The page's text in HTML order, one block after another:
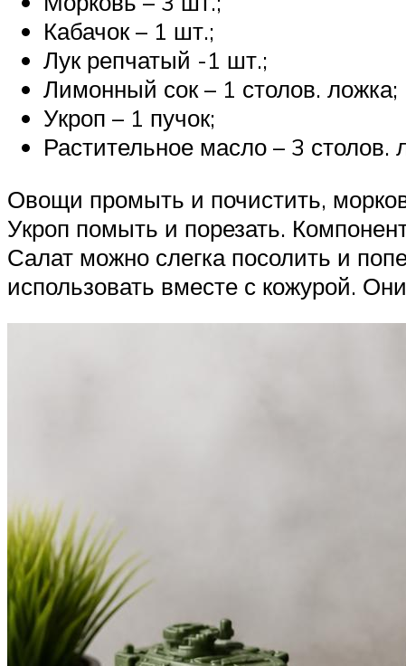
Кабачок – 1 шт.;
Лук репчатый -1 шт.;
Лимонный сок – 1 столов. ложка;
Укроп – 1 пучок;
Растительное масло – 3 столов.
Овощи промыть и почистить,
Укроп помыть и порезать.
Салат можно слегка посолить и
использовать вместе с кожурой.